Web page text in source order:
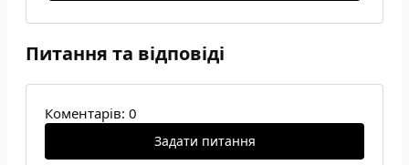
Питання та відповіді
Коментарів: 0
Задати питання